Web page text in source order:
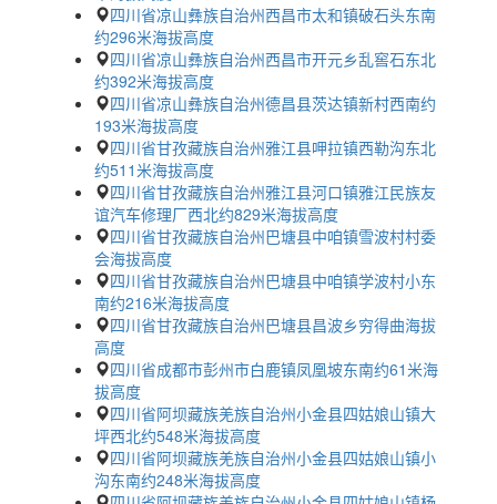
四川省凉山彝族自治州西昌市太和镇破石头东南
约296米海拔高度
四川省凉山彝族自治州西昌市开元乡乱窖石东北
约392米海拔高度
四川省凉山彝族自治州德昌县茨达镇新村西南约
193米海拔高度
四川省甘孜藏族自治州雅江县呷拉镇西勒沟东北
约511米海拔高度
四川省甘孜藏族自治州雅江县河口镇雅江民族友
谊汽车修理厂西北约829米海拔高度
四川省甘孜藏族自治州巴塘县中咱镇雪波村村委
会海拔高度
四川省甘孜藏族自治州巴塘县中咱镇学波村小东
南约216米海拔高度
四川省甘孜藏族自治州巴塘县昌波乡穷得曲海拔
高度
四川省成都市彭州市白鹿镇凤凰坡东南约61米海
拔高度
四川省阿坝藏族羌族自治州小金县四姑娘山镇大
坪西北约548米海拔高度
四川省阿坝藏族羌族自治州小金县四姑娘山镇小
沟东南约248米海拔高度